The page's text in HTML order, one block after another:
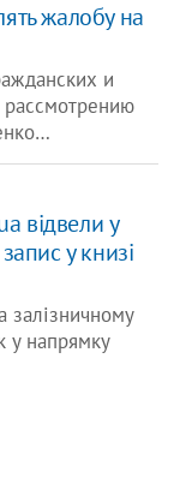
жалобу на
и
рассмотрению
відвели у
у книзі
залізничному
у напрямку